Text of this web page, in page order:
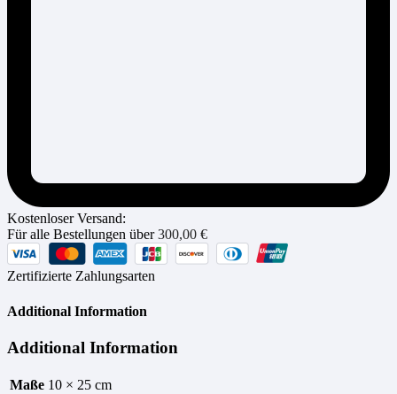
Kostenloser Versand:
Für alle Bestellungen über300,00 €
Zertifizierte Zahlungsarten
Additional Information
Additional Information
Maße 10 × 25 cm